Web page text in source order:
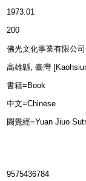
1973.01
200
佛光文化事業有限公
高雄縣, 臺灣
書籍=Book
中文=Chinese
圓覺經=Yuan Jiuo
9575436784